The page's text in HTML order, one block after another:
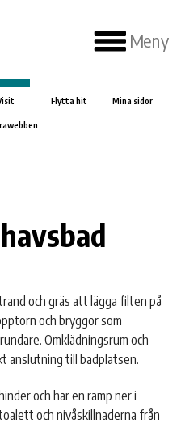
Meny
Flytta hit Mina sidor
och gräs att lägga filten på
och bryggor som
Omklädningsrum och
anslutning till badplatsen.
och har en ramp ner i
och nivåskillnaderna från